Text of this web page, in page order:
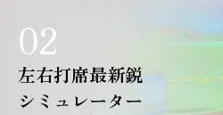
02
左右打席最新鋭
シミュレーター